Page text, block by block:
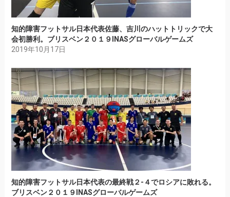
知的障害フットサル日本代表佐藤、吉川のハットトリックで大
会初勝利。ブリスベン２０１９INASグローバルゲームズ
2019年10月17日
知的障害フットサル日本代表の最終戦２-４でロシアに敗れる。
ブリスベン２０１９INASグローバルゲームズ